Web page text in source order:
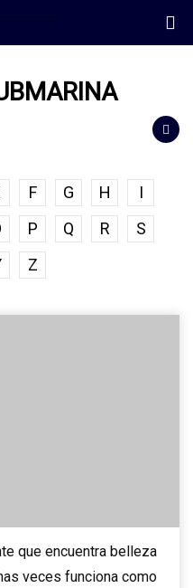
F G H
I
P Q R
S
Z
que encuentra belleza
veces funciona como